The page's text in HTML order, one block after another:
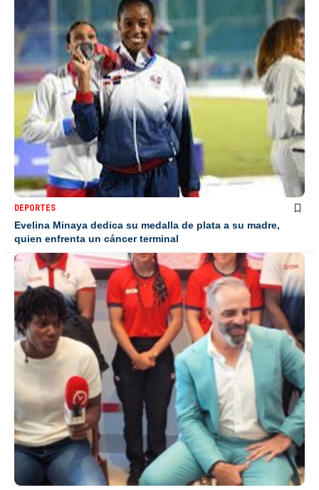
DEPORTES
Evelina Minaya dedica su medalla de plata a su madre,
quien enfrenta un cáncer terminal